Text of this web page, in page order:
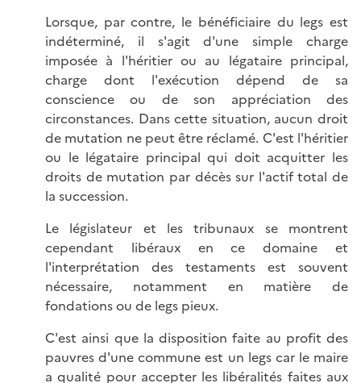
Lorsque, par contre, le bénéficiaire du legs est
indéterminé, il s'agit d'une simple charge
imposée à l'héritier ou au légataire principal,
charge dont l'exécution dépend de sa
conscience ou de son appréciation des
circonstances. Dans cette situation, aucun droit
de mutation ne peut être réclamé. C'est l'héritier
ou le légataire principal qui doit acquitter les
droits de mutation par décès sur l'actif total de
la succession.
Le législateur et les tribunaux se montrent
cependant libéraux en ce domaine et
l'interprétation des testaments est souvent
nécessaire, notamment en matière de
fondations ou de legs pieux.
C'est ainsi que la disposition faite au profit des
pauvres d'une commune est un legs car le maire
a qualité pour accepter les libéralités faites aux